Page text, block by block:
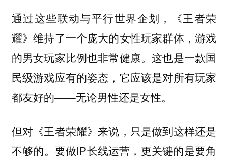
通过这些联动与平行世界企划，《王者荣
耀》维持了一个庞大的女性玩家群体，游戏
的男女玩家比例也非常健康。这也是一款国
民级游戏应有的姿态，它应该是对所有玩家
都友好的——无论男性还是女性。
但对《王者荣耀》来说，只是做到这样还是
不够的。要做IP长线运营，更关键的是要角